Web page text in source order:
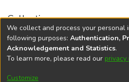
Collections
Seminário de Iniciação Científica
DSpace softwarecopyright ©
Cookie
We collect and process your personal
following purposes: Authentication,
Acknowledgement and Statistics.
To learn more, please read our privacy
Customize